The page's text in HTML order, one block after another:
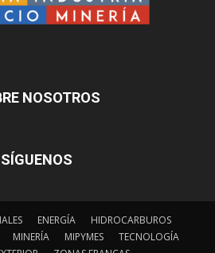
NOSOTROS
SÍGUENOS
ENERGÍA
HIDROCARBUROS
MINERÍA MIPYMES
TECNOLOGÍA